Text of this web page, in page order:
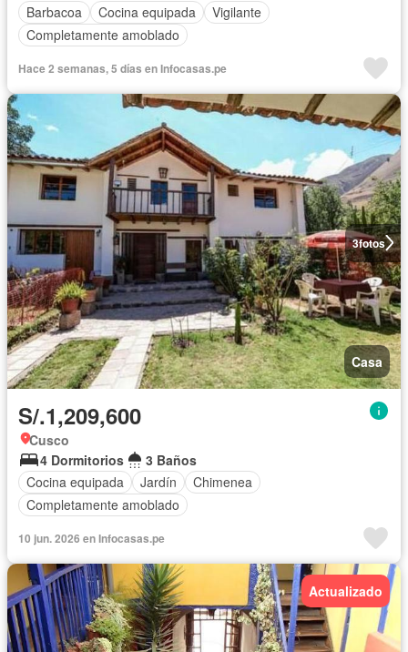
Barbacoa
Cocina equipada
Vigilante
Completamente amoblado
Hace 2 semanas, 5 días en Infocasas.pe
3fotos
Casa
S/.1,209,600
Cusco
4 Dormitorios
3 Baños
Cocina equipada
Jardín
Chimenea
Completamente amoblado
10 jun. 2026 en Infocasas.pe
Actualizado